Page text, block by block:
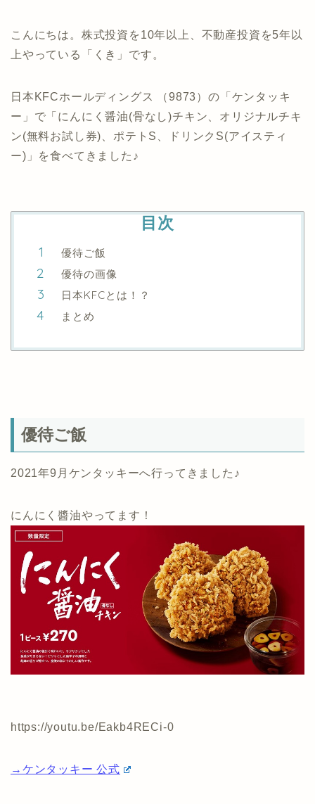
こんにちは。株式投資を10年以上、不動産投資を5年以
上やっている「くき」です。
日本KFCホールディングス （9873）の「ケンタッキ
ー」で「にんにく醤油(骨なし)チキン、オリジナルチキ
ン(無料お試し券)、ポテトS、ドリンクS(アイスティ
ー)」を食べてきました♪
目次
優待ご飯
優待の画像
日本KFCとは！？
まとめ
優待ご飯
2021年9月ケンタッキーへ行ってきました♪
にんにく醬油やってます！
https://youtu.be/Eakb4RECi-0
→ケンタッキー 公式